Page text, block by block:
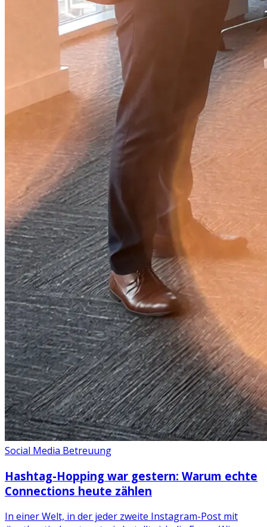
Social Media Betreuung
Hashtag-Hopping war gestern: Warum echte
Connections heute zählen
In einer Welt, in der jeder zweite Instagram-Post mit